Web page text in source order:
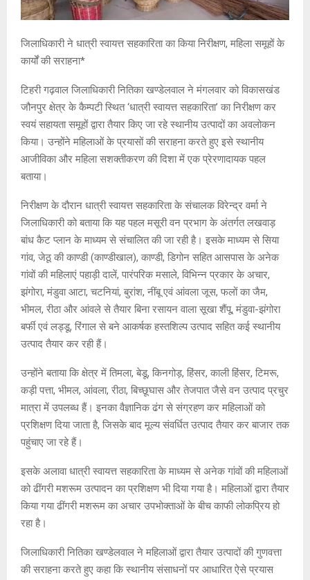
जिलाधिकारी ने धात्री स्वायत्त सहकारिता का किया निरीक्षण, महिला समूहों के
कार्यों की सराहना*
टिहरी गढ़वाल जिलाधिकारी नितिका खण्डेलवाल ने मंगलवार को विकासखंड
जौनपुर क्षेत्र के कैम्पटी स्थित ‘धात्री स्वायत्त सहकारिता’ का निरीक्षण कर
स्वयं सहायता समूहों द्वारा तैयार किए जा रहे स्थानीय उत्पादों का अवलोकन
किया। उन्होंने महिलाओं के प्रयासों की सराहना करते हुए इसे स्थानीय
आजीविका और महिला सशक्तीकरण की दिशा में एक प्रेरणादायक पहल
बताया।
निरीक्षण के दौरान धात्री स्वायत्त सहकारिता के संचालक विरेन्द्र वर्मा ने
जिलाधिकारी को बताया कि यह पहल मसूरी वन प्रभाग के अंतर्गत लखवाड़
बांध कैट प्लान के माध्यम से संचालित की जा रही है। इसके माध्यम से सिया
गांव, जेठू की काण्डी (काण्डीखाल), काण्डी, डिगोन सहित आसपास के अनेक
गांवों की महिलाएं पहाड़ी दालें, पारंपरिक मसाले, विभिन्न प्रकार के अचार,
झंगोरा, मंडुवा आटा, चटनियां, बुरांश, नींबू एवं आंवला जूस, फलों का जैम,
भीमल, रीठा और आंवले से तैयार बिना रसायन वाला सूखा शैंपू, मंडुवा-झंगोरा
बर्फी एवं लड्डू, रिंगाल से बने आकर्षक हस्तशिल्प उत्पाद सहित कई स्थानीय
उत्पाद तैयार कर रही हैं।
उन्होंने बताया कि क्षेत्र में तिमला, बेडू, किनगोड़, हिंसर, काली हिंसर, टिमरू,
कड़ी पत्ता, भीमल, आंवला, रीठा, बिच्छूघास और तेजपात जैसे वन उत्पाद प्रचुर
मात्रा में उपलब्ध हैं। इनका वैज्ञानिक ढंग से संग्रहण कर महिलाओं को
प्रशिक्षण दिया जाता है, जिसके बाद मूल्य संवर्धित उत्पाद तैयार कर बाजार तक
पहुंचाए जा रहे हैं।
इसके अलावा धात्री स्वायत्त सहकारिता के माध्यम से अनेक गांवों की महिलाओं
को ढींगरी मशरूम उत्पादन का प्रशिक्षण भी दिया गया है। महिलाओं द्वारा तैयार
किया गया ढींगरी मशरूम का अचार उपभोक्ताओं के बीच काफी लोकप्रिय हो
रहा है।
जिलाधिकारी नितिका खण्डेलवाल ने महिलाओं द्वारा तैयार उत्पादों की गुणवत्ता
की सराहना करते हुए कहा कि स्थानीय संसाधनों पर आधारित ऐसे प्रयास